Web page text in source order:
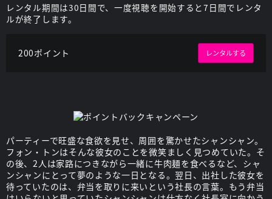
レンタル期間は30日間で、一度視聴を開始すると7日間でレンタ
ルが終了します。
200ポイント レンタルする
パーティーで旺盛な食欲を見せ、周囲を驚かせたシャンシャン。
フォン・トンはそんな彼女のことを微笑ましく見つめていた。そ
の後、2人は家路につきながら一緒に牛肉麺を食べるなど、シャ
ンシャンにとって夢のような一日となる。翌日、出社した彼女を
待っていたのは、弁当を取りに来いという社長の言葉。もう弁当